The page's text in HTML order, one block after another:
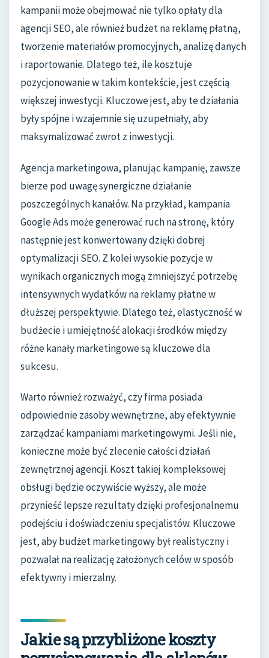
kampanii może obejmować nie tylko opłaty dla
agencji SEO, ale również budżet na reklamę płatną,
tworzenie materiałów promocyjnych, analizę danych
i raportowanie. Dlatego też, ile kosztuje
pozycjonowanie w takim kontekście, jest częścią
większej inwestycji. Kluczowe jest, aby te działania
były spójne i wzajemnie się uzupełniały, aby
maksymalizować zwrot z inwestycji.
Agencja marketingowa, planując kampanię, zawsze
bierze pod uwagę synergiczne działanie
poszczególnych kanałów. Na przykład, kampania
Google Ads może generować ruch na stronę, który
następnie jest konwertowany dzięki dobrej
optymalizacji SEO. Z kolei wysokie pozycje w
wynikach organicznych mogą zmniejszyć potrzebę
intensywnych wydatków na reklamy płatne w
dłuższej perspektywie. Dlatego też, elastyczność w
budżecie i umiejętność alokacji środków między
różne kanały marketingowe są kluczowe dla
sukcesu.
Warto również rozważyć, czy firma posiada
odpowiednie zasoby wewnętrzne, aby efektywnie
zarządzać kampaniami marketingowymi. Jeśli nie,
konieczne może być zlecenie całości działań
zewnętrznej agencji. Koszt takiej kompleksowej
obsługi będzie oczywiście wyższy, ale może
przynieść lepsze rezultaty dzięki profesjonalnemu
podejściu i doświadczeniu specjalistów. Kluczowe
jest, aby budżet marketingowy był realistyczny i
pozwalał na realizację założonych celów w sposób
efektywny i mierzalny.
Jakie są przybliżone koszty